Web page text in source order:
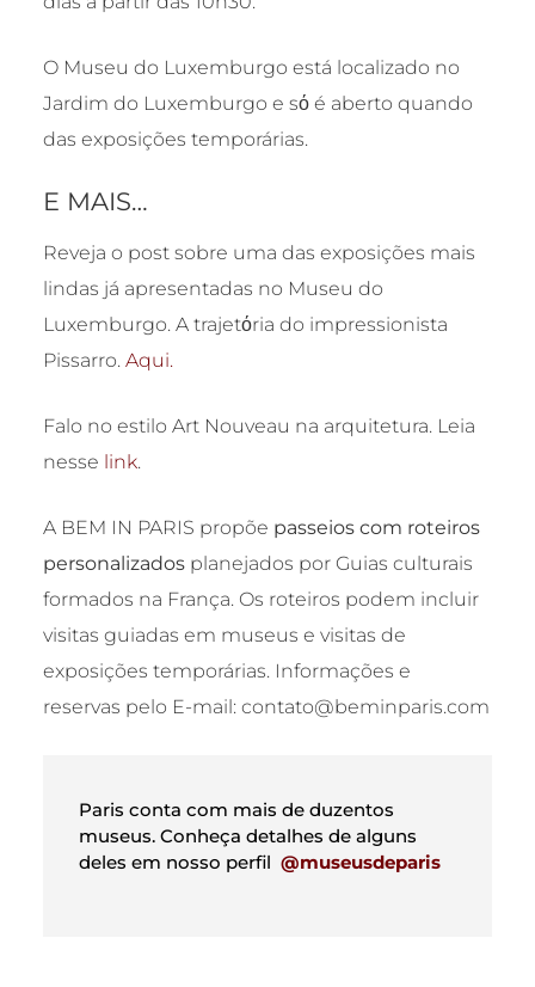
O Museu do Luxemburgo está localizado no
Jardim do Luxemburgo e sό é aberto quando
das exposições temporárias.
E MAIS…
Reveja o post sobre uma das exposições mais
lindas já apresentadas no Museu do
Luxemburgo. A trajetόria do impressionista
Pissarro. Aqui.
Falo no estilo Art Nouveau na arquitetura. Leia
nesse link.
A BEM IN PARIS propõe passeios com roteiros
personalizados planejados por Guias culturais
formados na França. Os roteiros podem incluir
visitas guiadas em museus e visitas de
exposições temporárias. Informações e
reservas pelo E-mail: contato@beminparis.com
Paris conta com mais de duzentos
museus. Conheça detalhes de alguns
deles em nosso perfil@museusdeparis